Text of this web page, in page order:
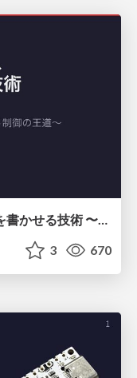
Laravel Boostに学ぶ、AIにPHPを書かせる技術 〜OSSの実装から蒸留するエージェント制御の王道〜
3 670